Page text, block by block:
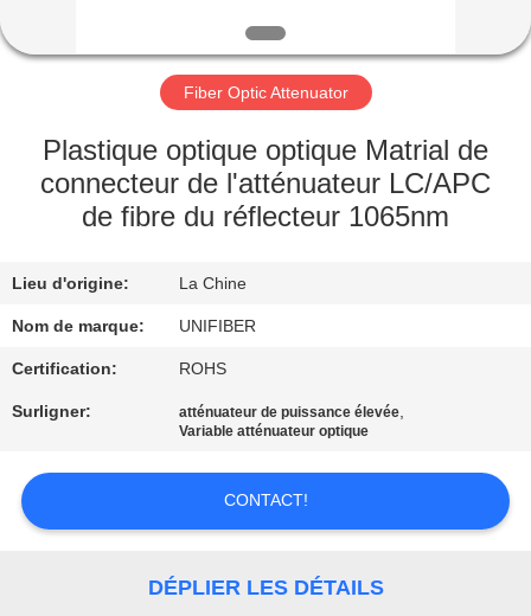
DE
NOUS
VISITE
D'USINE
DE
QUALITÉ
CONTACTEZ-
NOUVELLES
DEMANDEZ
Fiber Optic Attenuator
Plastique optique optique Matrial de
connecteur de l'atténuateur LC/APC
de fibre du réflecteur 1065nm
Lieu d'origine: La Chine
Nom de marque: UNIFIBER
Certification: ROHS
Surligner: atténuateur de puissance élevée,
Variable atténuateur optique
CONTACT!
DÉPLIER LES DÉTAILS